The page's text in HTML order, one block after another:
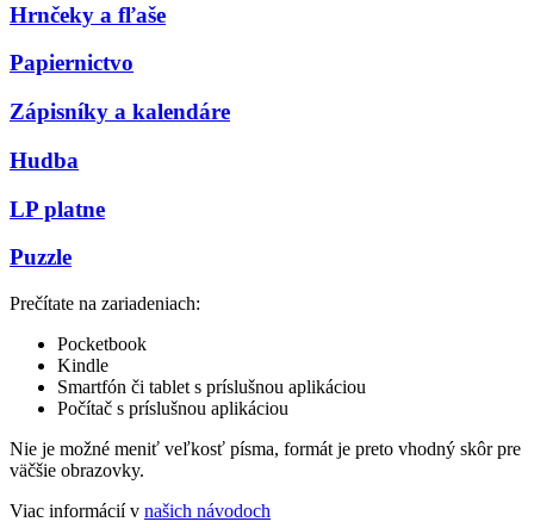
Hrnčeky a fľaše
Papiernictvo
Zápisníky a kalendáre
Hudba
LP platne
Puzzle
Prečítate na zariadeniach:
Pocketbook
Kindle
Smartfón či tablet s príslušnou aplikáciou
Počítač s príslušnou aplikáciou
Nie je možné meniť veľkosť písma, formát je preto vhodný skôr pre
väčšie obrazovky.
Viac informácií v našich návodoch